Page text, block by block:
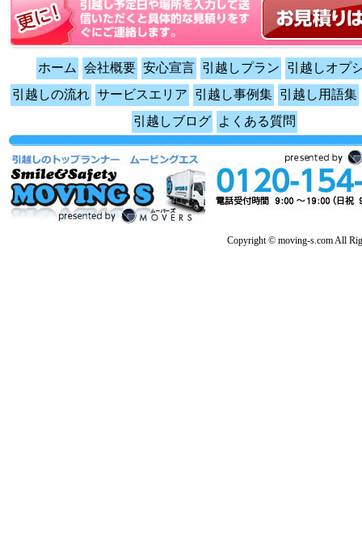
ホーム 会社概要 安心宣言 引越しプラン
引越しオプ
引越しの流れ サービスエリア 引越し事例集 引越し用語集
引越しブログ
よくある質問
Copyright © moving-s.com All